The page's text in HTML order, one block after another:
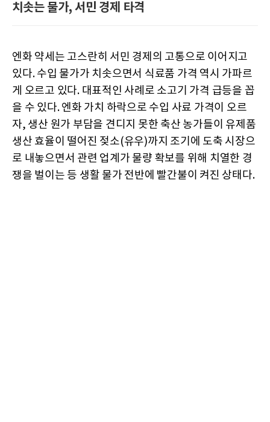
치솟는 물가, 서민 경제 타격
엔화 약세는 고스란히 서민 경제의 고통으로 이어지고
있다. 수입 물가가 치솟으면서 식료품 가격 역시 가파르
게 오르고 있다. 대표적인 사례로 소고기 가격 급등을 꼽
을 수 있다. 엔화 가치 하락으로 수입 사료 가격이 오르
자, 생산 원가 부담을 견디지 못한 축산 농가들이 유제품
생산 효율이 떨어진 젖소(유우)까지 조기에 도축 시장으
로 내놓으면서 관련 업계가 물량 확보를 위해 치열한 경
쟁을 벌이는 등 생활 물가 전반에 빨간불이 켜진 상태다.